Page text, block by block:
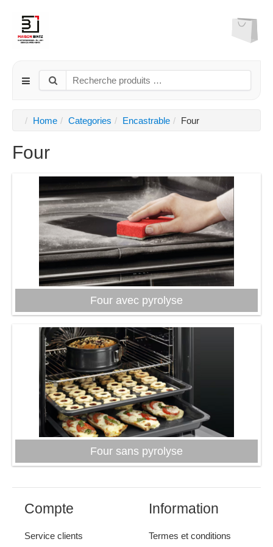
Home Categories Encastrable Four
Four
Four avec pyrolyse
Four sans pyrolyse
Compte
Service clients
Information
Termes et conditions